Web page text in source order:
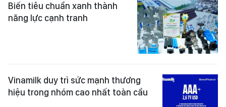
Biến tiêu chuẩn xanh thành
năng lực cạnh tranh
Vinamilk duy trì sức mạnh thương
hiệu trong nhóm cao nhất toàn cầu